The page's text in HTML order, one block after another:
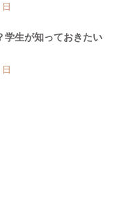
学生が知っておきたい